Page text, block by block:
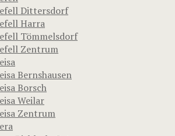
Dittersdorf
Harra
Tömmelsdorf
Zentrum
Bernshausen
Borsch
Weilar
Zentrum